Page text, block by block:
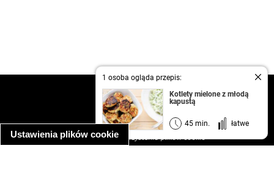
Ustawienia plików cookie
1 osoba ogląda przepis:
Kotlety mielone z młodą
kapustą
45 min. łatwe
kontakt
regulamin
informacja o prywatności
informacja o wykorzystaniu plików cookie